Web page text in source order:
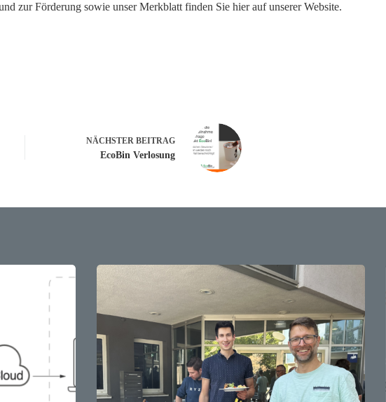
zur Förderung sowie unser Merkblatt finden Sie hierauf unserer Website.
NÄCHSTER BEITRAG
EcoBin Verlosung